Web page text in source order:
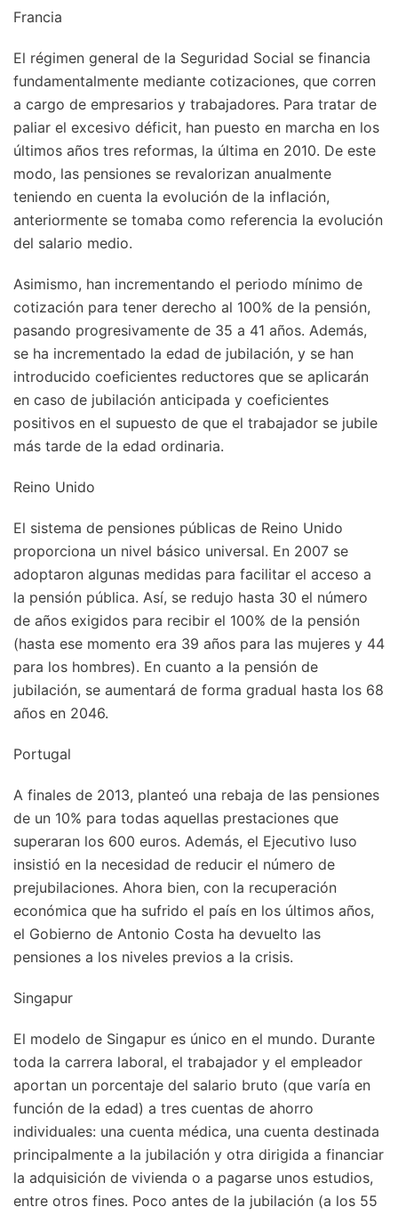
Francia
El régimen general de la Seguridad Social se financia
fundamentalmente mediante cotizaciones, que corren
a cargo de empresarios y trabajadores. Para tratar de
paliar el excesivo déficit, han puesto en marcha en los
últimos años tres reformas, la última en 2010. De este
modo, las pensiones se revalorizan anualmente
teniendo en cuenta la evolución de la inflación,
anteriormente se tomaba como referencia la evolución
del salario medio.
Asimismo, han incrementando el periodo mínimo de
cotización para tener derecho al 100% de la pensión,
pasando progresivamente de 35 a 41 años. Además,
se ha incrementado la edad de jubilación, y se han
introducido coeficientes reductores que se aplicarán
en caso de jubilación anticipada y coeficientes
positivos en el supuesto de que el trabajador se jubile
más tarde de la edad ordinaria.
Reino Unido
El sistema de pensiones públicas de Reino Unido
proporciona un nivel básico universal. En 2007 se
adoptaron algunas medidas para facilitar el acceso a
la pensión pública. Así, se redujo hasta 30 el número
de años exigidos para recibir el 100% de la pensión
(hasta ese momento era 39 años para las mujeres y 44
para los hombres). En cuanto a la pensión de
jubilación, se aumentará de forma gradual hasta los 68
años en 2046.
Portugal
A finales de 2013, planteó una rebaja de las pensiones
de un 10% para todas aquellas prestaciones que
superaran los 600 euros. Además, el Ejecutivo luso
insistió en la necesidad de reducir el número de
prejubilaciones. Ahora bien, con la recuperación
económica que ha sufrido el país en los últimos años,
el Gobierno de Antonio Costa ha devuelto las
pensiones a los niveles previos a la crisis.
Singapur
El modelo de Singapur es único en el mundo. Durante
toda la carrera laboral, el trabajador y el empleador
aportan un porcentaje del salario bruto (que varía en
función de la edad) a tres cuentas de ahorro
individuales: una cuenta médica, una cuenta destinada
principalmente a la jubilación y otra dirigida a financiar
la adquisición de vivienda o a pagarse unos estudios,
entre otros fines. Poco antes de la jubilación (a los 55